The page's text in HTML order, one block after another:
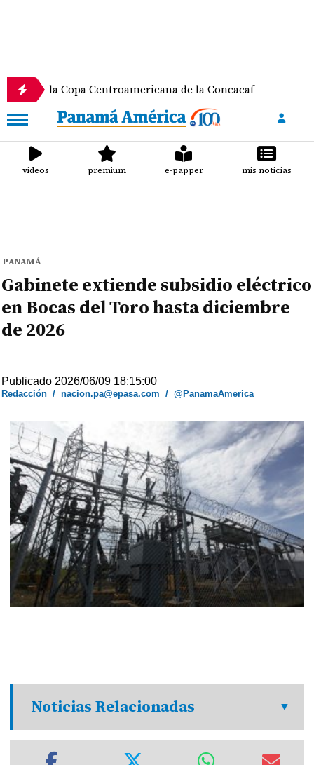
Copa Centroamericana de la Concacaf
videos premium e-papper mis noticias
PANAMÁ
Gabinete extiende subsidio eléctrico
en Bocas del Toro hasta diciembre
de 2026
Publicado 2026/06/09 18:15:00
Redacción /nacion.pa@epasa.com /@PanamaAmerica
Noticias Relacionadas